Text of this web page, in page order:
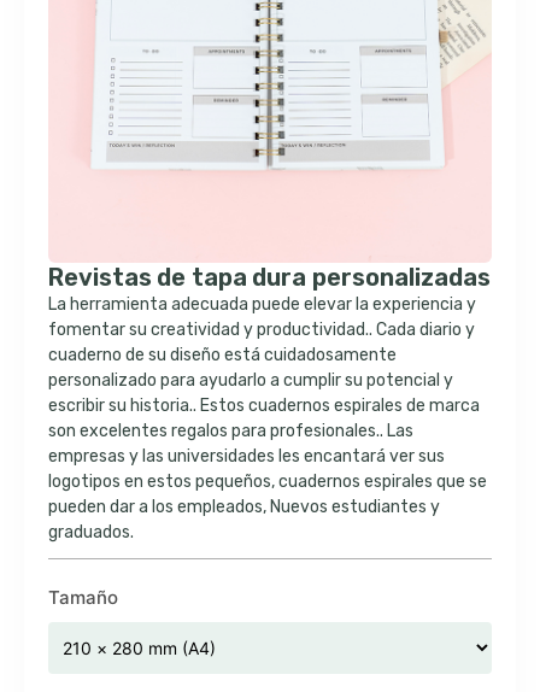
Revistas de tapa dura personalizadas
La herramienta adecuada puede elevar la experiencia y
fomentar su creatividad y productividad.. Cada diario y
cuaderno de su diseño está cuidadosamente
personalizado para ayudarlo a cumplir su potencial y
escribir su historia.. Estos cuadernos espirales de marca
son excelentes regalos para profesionales.. Las
empresas y las universidades les encantará ver sus
logotipos en estos pequeños, cuadernos espirales que se
pueden dar a los empleados, Nuevos estudiantes y
graduados.
Tamaño